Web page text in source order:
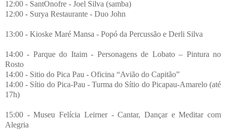
12:00 - SantOnofre - Joel Silva (samba)
12:00 - Surya Restaurante - Duo John
13:00 - Kioske Maré Mansa - Popó da Percussão e Derli Silva
14:00 - Parque do Itaim - Personagens de Lobato – Pintura no
Rosto
14:00 - Sitio do Pica Pau - Oficina “Avião do Capitão”
14:00 - Sítio do Pica-Pau - Turma do Sítio do Picapau-Amarelo (até
17h)
15:00 - Museu Felícia Leirner - Cantar, Dançar e Meditar com
Alegria